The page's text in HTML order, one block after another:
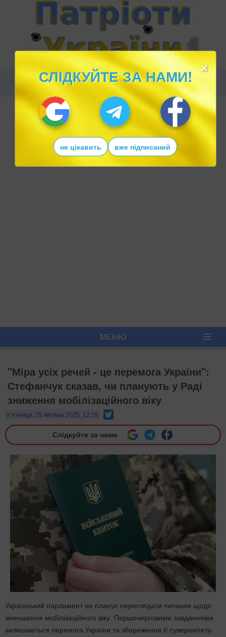
МЕНЮ
"Міра усіх речей - це перемога України":
Стефанчук сказав, чи планують у Раді
зниження мобілізаційного віку
п’ятниця, 25 квітень 2025, 12:18
Слідкуйте за нами
Український парламент не планує переглядати питання щодо
зменшення мобілізаційного віку. Першочерговими завданнями
залишаються перемога України та збереження її суверенітету.
×
СЛІДКУЙТЕ ЗА НАМИ!
не цікавить вже підписаний